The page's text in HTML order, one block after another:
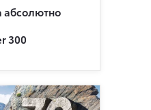
абсолютно
300